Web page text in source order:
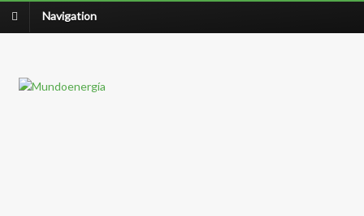
Navigation